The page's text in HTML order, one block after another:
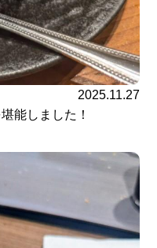
2025.11.27
能しました！